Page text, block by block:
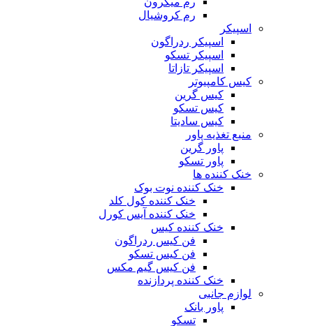
رم کروشیال
اسپیکر
اسپیکر ردراگون
اسپیکر تسکو
اسپیکر تازاتا
کیس کامپیوتر
کیس گرین
کیس تسکو
کیس سادیتا
منبع تغذیه‌ پاور
پاور گرین
پاور تسکو
خنک کننده ها
خنک کننده نوت بوک
خنک کننده کول کلد
خنک کننده آیس کورل
خنک کننده کیس
فن کیس ردراگون
فن کیس تسکو
فن کیس گیم مکس
خنک کننده پردازنده
لوازم جانبی
پاور بانک
تسکو